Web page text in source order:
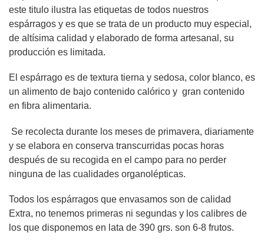
este titulo ilustra las etiquetas de todos nuestros
espárragos y es que se trata de un producto muy especial,
de altísima calidad y elaborado de forma artesanal, su
producción es limitada.
El espárrago es de textura tierna y sedosa, color blanco, es
un alimento de bajo contenido calórico y gran contenido
en fibra alimentaria.
Se recolecta durante los meses de primavera, diariamente
y se elabora en conserva transcurridas pocas horas
después de su recogida en el campo para no perder
ninguna de las cualidades organolépticas.
Todos los espárragos que envasamos son de calidad
Extra, no tenemos primeras ni segundas y los calibres de
los que disponemos en lata de 390 grs. son 6-8 frutos.